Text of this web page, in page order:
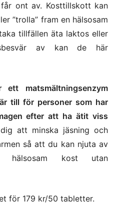
ont av. Kosttillskott kan
”trolla” fram en hälsosam
tillfällen äta laktos eller
av kan de här
ett matsmältningsenzym
till för personer som har
efter att ha ätit viss
att minska jäsning och
så att du kan njuta av
hälsosam kost utan
för 179 kr/50 tabletter.